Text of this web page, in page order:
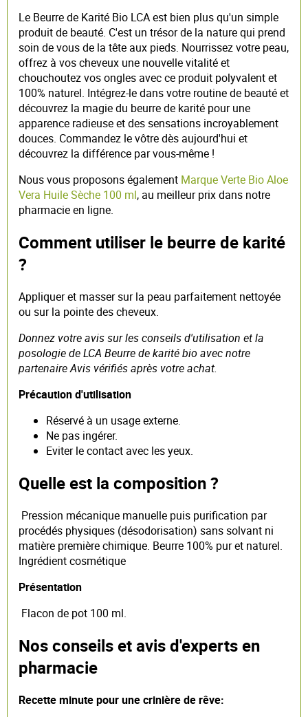
Le Beurre de Karité Bio LCA est bien plus qu'un simple
produit de beauté. C'est un trésor de la nature qui prend
soin de vous de la tête aux pieds. Nourrissez votre peau,
offrez à vos cheveux une nouvelle vitalité et
chouchoutez vos ongles avec ce produit polyvalent et
100% naturel. Intégrez-le dans votre routine de beauté et
découvrez la magie du beurre de karité pour une
apparence radieuse et des sensations incroyablement
douces. Commandez le vôtre dès aujourd'hui et
découvrez la différence par vous-même !
Nous vous proposons également Marque Verte Bio Aloe
Vera Huile Sèche 100 ml, au meilleur prix dans notre
pharmacie en ligne.
Comment utiliser le beurre de karité
?
Appliquer et masser sur la peau parfaitement nettoyée
ou sur la pointe des cheveux.
Donnez votre avis sur les conseils d'utilisation et la
posologie de LCA Beurre de karité bio avec notre
partenaire Avis vérifiés après votre achat.
Précaution d'utilisation
Réservé à un usage externe.
Ne pas ingérer.
Eviter le contact avec les yeux.
Quelle est la composition ?
Pression mécanique manuelle puis purification par
procédés physiques (désodorisation) sans solvant ni
matière première chimique. Beurre 100% pur et naturel.
Ingrédient cosmétique
Présentation
Flacon de pot 100 ml.
Nos conseils et avis d'experts en
pharmacie
Recette minute pour une crinière de rêve: